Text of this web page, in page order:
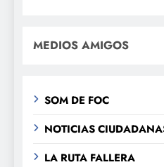
MEDIOS AMIGOS
SOM DE FOC
NOTICIAS
LA RUTA FALLERA